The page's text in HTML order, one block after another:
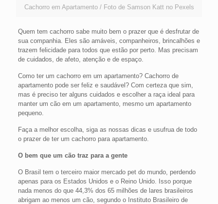
Cachorro em Apartamento / Foto de Samson Katt no Pexels
Quem tem cachorro sabe muito bem o prazer que é desfrutar de
sua companhia. Eles são amáveis, companheiros, brincalhões e
trazem felicidade para todos que estão por perto. Mas precisam
de cuidados, de afeto, atenção e de espaço.
Como ter um cachorro em um apartamento? Cachorro de
apartamento pode ser feliz e saudável? Com certeza que sim,
mas é preciso ter alguns cuidados e escolher a raça ideal para
manter um cão em um apartamento, mesmo um apartamento
pequeno.
Faça a melhor escolha, siga as nossas dicas e usufrua de todo
o prazer de ter um cachorro para apartamento.
O bem que um cão traz para a gente
O Brasil tem o terceiro maior mercado pet do mundo, perdendo
apenas para os Estados Unidos e o Reino Unido. Isso porque
nada menos do que 44,3% dos 65 milhões de lares brasileiros
abrigam ao menos um cão, segundo o Instituto Brasileiro de